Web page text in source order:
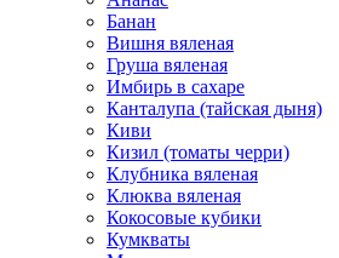
Банан
Вишня вяленая
Груша вяленая
Имбирь в сахаре
Канталупа (тайская дыня)
Киви
Кизил (томаты черри)
Клубника вяленая
Клюква вяленая
Кокосовые кубики
Кумкваты